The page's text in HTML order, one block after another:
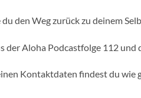
den Weg zurück zu deinem
der Aloha Podcastfolge 112 und
Kontaktdaten findest du wie